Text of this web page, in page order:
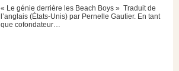
« Le génie derrière les Beach Boys » Traduit de
l’anglais (États-Unis) par Pernelle Gautier. En tant
que cofondateur…